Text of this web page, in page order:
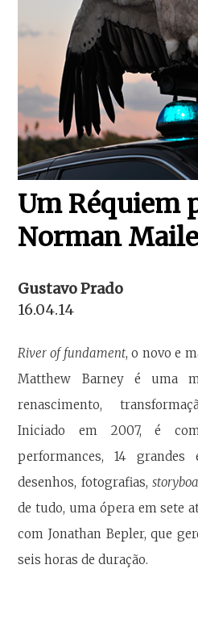
Um Réquiem
Norman
Gustavo Prado
16.04.14
River of fundament, o novo e
Matthew Barney é uma
renascimento,
Iniciado em 2007, é
performances, 14 grandes
desenhos, fotografias,
de tudo, uma ópera em sete
com Jonathan Bepler, que
seis horas de duração.